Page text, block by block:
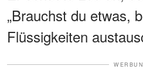
„Brauchst du etwas,
Flüssigkeiten